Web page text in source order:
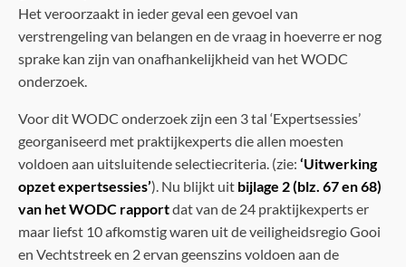
Het veroorzaakt in ieder geval een gevoel van
verstrengeling van belangen en de vraag in hoeverre er nog
sprake kan zijn van onafhankelijkheid van het WODC
onderzoek.
Voor dit WODC onderzoek zijn een 3 tal ‘Expertsessies’
georganiseerd met praktijkexperts die allen moesten
voldoen aan uitsluitende selectiecriteria. (zie: ‘Uitwerking
opzet expertsessies’). Nu blijkt uit bijlage 2 (blz. 67 en 68)
van het WODC rapportdat van de 24 praktijkexperts er
maar liefst 10 afkomstig waren uit de veiligheidsregio Gooi
en Vechtstreek en 2 ervan geenszins voldoen aan de